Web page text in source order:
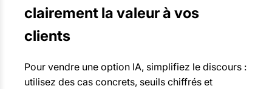
clairement la valeur à vos
clients
Pour vendre une option IA, simplifiez le discours :
utilisez des cas concrets, seuils chiffrés et